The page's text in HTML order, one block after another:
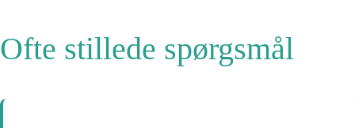
Ofte stillede spørgsmål